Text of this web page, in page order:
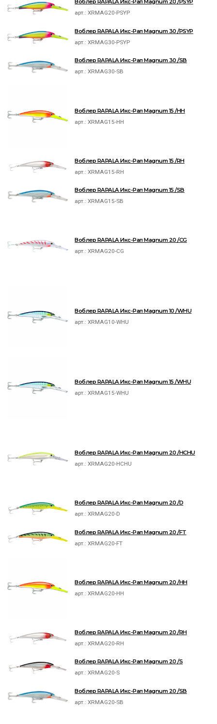
Воблер RAPALA Икс-Рап Magnum 20 /PSYP
арт.:XRMAG20-PSYP
Воблер RAPALA Икс-Рап Magnum 30 /PSYP
арт.:XRMAG30-PSYP
Воблер RAPALA Икс-Рап Magnum 30 /SB
арт.:XRMAG30-SB
Воблер RAPALA Икс-Рап Magnum 15 /HH
арт.:XRMAG15-HH
Воблер RAPALA Икс-Рап Magnum 15 /RH
арт.:XRMAG15-RH
Воблер RAPALA Икс-Рап Magnum 15 /SB
арт.:XRMAG15-SB
Воблер RAPALA Икс-Рап Magnum 20 /CG
арт.:XRMAG20-CG
Воблер RAPALA Икс-Рап Magnum 10 /WHU
арт.:XRMAG10-WHU
Воблер RAPALA Икс-Рап Magnum 15 /WHU
арт.:XRMAG15-WHU
Воблер RAPALA Икс-Рап Magnum 20 /HCHU
арт.:XRMAG20-HCHU
Воблер RAPALA Икс-Рап Magnum 20 /D
арт.:XRMAG20-D
Воблер RAPALA Икс-Рап Magnum 20 /FT
арт.:XRMAG20-FT
Воблер RAPALA Икс-Рап Magnum 20 /HH
арт.:XRMAG20-HH
Воблер RAPALA Икс-Рап Magnum 20 /RH
арт.:XRMAG20-RH
Воблер RAPALA Икс-Рап Magnum 20 /S
арт.:XRMAG20-S
Воблер RAPALA Икс-Рап Magnum 20 /SB
арт.:XRMAG20-SB